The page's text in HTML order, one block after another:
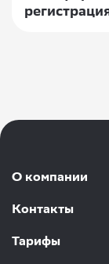
О компании
Контакты
Тарифы